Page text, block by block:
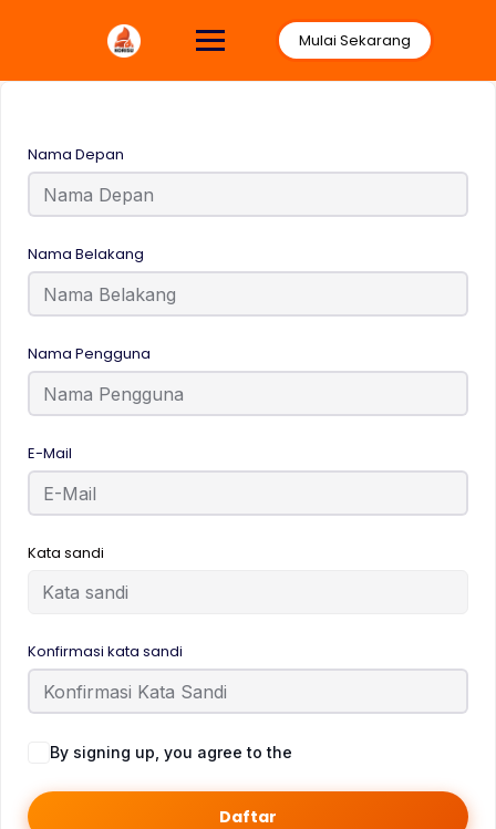
Mulai Sekarang
Nama Depan
Nama Belakang
Nama Pengguna
E-Mail
Kata sandi
Konfirmasi kata sandi
By signing up, you agree to the
Daftar